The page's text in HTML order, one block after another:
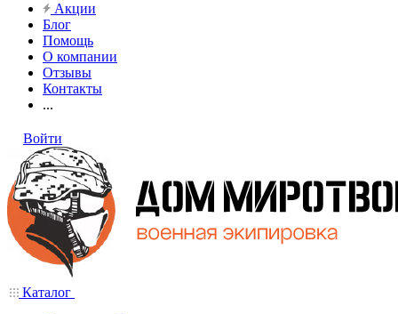
Акции
Блог
Помощь
О компании
Отзывы
Контакты
...
Войти
Каталог